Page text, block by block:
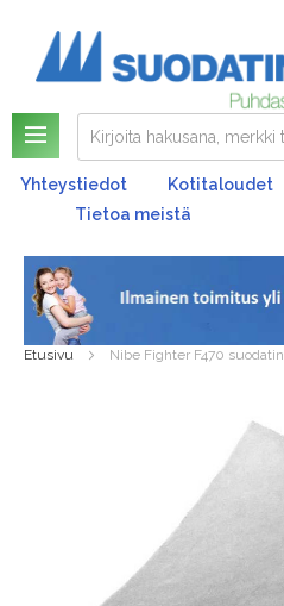
Yhteystiedot Kotitaloudet
Tietoa meistä
Etusivu Nibe Fighter F470 suodatin